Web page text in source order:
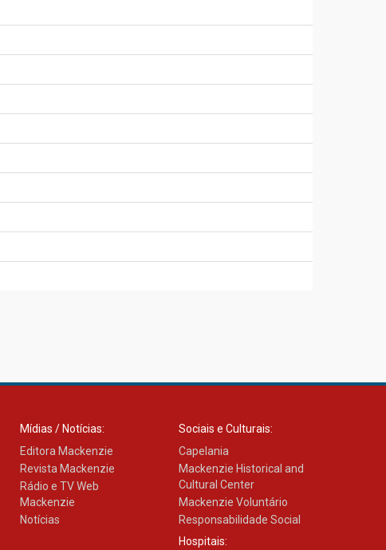
Mídias / Notícias:
Editora Mackenzie
Revista Mackenzie
Rádio e TV Web
Mackenzie
Notícias
Sociais e Culturais:
Capelania
Mackenzie Historical and
Cultural Center
Mackenzie Voluntário
Responsabilidade Social
Hospitais: